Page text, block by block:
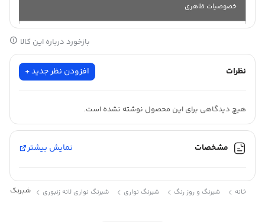
خصوصیات ظاهری
ضد
آب
20
متری
عرض :
سانتی
رنگ :
سرمه
برچسب :
شبرنگ
بازخورد درباره این کالا
نظرات افزودن نظر جدید +
هیچ دیدگاهی برای این محصول نوشته نشده است.
مشخصات نمایش بیشتر
خانه شبرنگ و روز رنگ شبرنگ نواری شبرنگ نواری لانه زنبوری شبرنگ نواری